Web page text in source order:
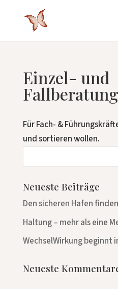
Einzel- und
Fallberatung
Für Fach- &
und sortieren wollen.
Neueste Beiträge
Den sicheren Hafen finden
Haltung – mehr als eine
WechselWirkung beginnt
Neueste